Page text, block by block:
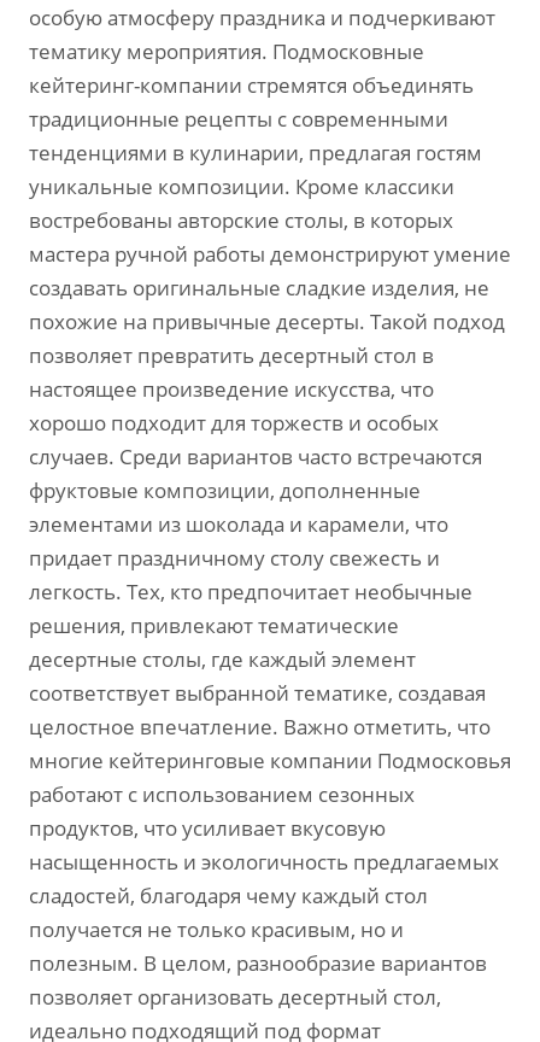
особую атмосферу праздника и подчеркивают
тематику мероприятия. Подмосковные
кейтеринг-компании стремятся объединять
традиционные рецепты с современными
тенденциями в кулинарии‚ предлагая гостям
уникальные композиции. Кроме классики
востребованы авторские столы‚ в которых
мастера ручной работы демонстрируют умение
создавать оригинальные сладкие изделия‚ не
похожие на привычные десерты. Такой подход
позволяет превратить десертный стол в
настоящее произведение искусства‚ что
хорошо подходит для торжеств и особых
случаев. Среди вариантов часто встречаются
фруктовые композиции‚ дополненные
элементами из шоколада и карамели‚ что
придает праздничному столу свежесть и
легкость. Тех‚ кто предпочитает необычные
решения‚ привлекают тематические
десертные столы‚ где каждый элемент
соответствует выбранной тематике‚ создавая
целостное впечатление. Важно отметить‚ что
многие кейтеринговые компании Подмосковья
работают с использованием сезонных
продуктов‚ что усиливает вкусовую
насыщенность и экологичность предлагаемых
сладостей‚ благодаря чему каждый стол
получается не только красивым‚ но и
полезным. В целом‚ разнообразие вариантов
позволяет организовать десертный стол‚
идеально подходящий под формат